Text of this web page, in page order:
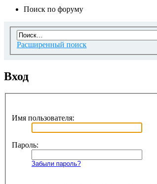
Поиск по форуму
Расширенный поиск
Вход
Имя пользователя:
Пароль:
Забыли пароль?